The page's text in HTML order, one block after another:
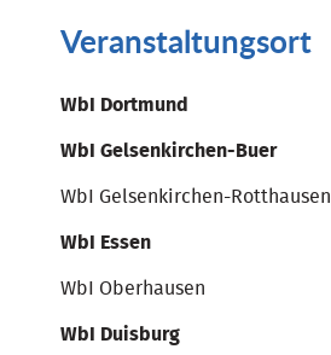
Veranstaltungsort
WbI Dortmund
WbI Gelsenkirchen-Buer
WbI Gelsenkirchen-Rotthausen
WbI Essen
WbI Oberhausen
WbI Duisburg